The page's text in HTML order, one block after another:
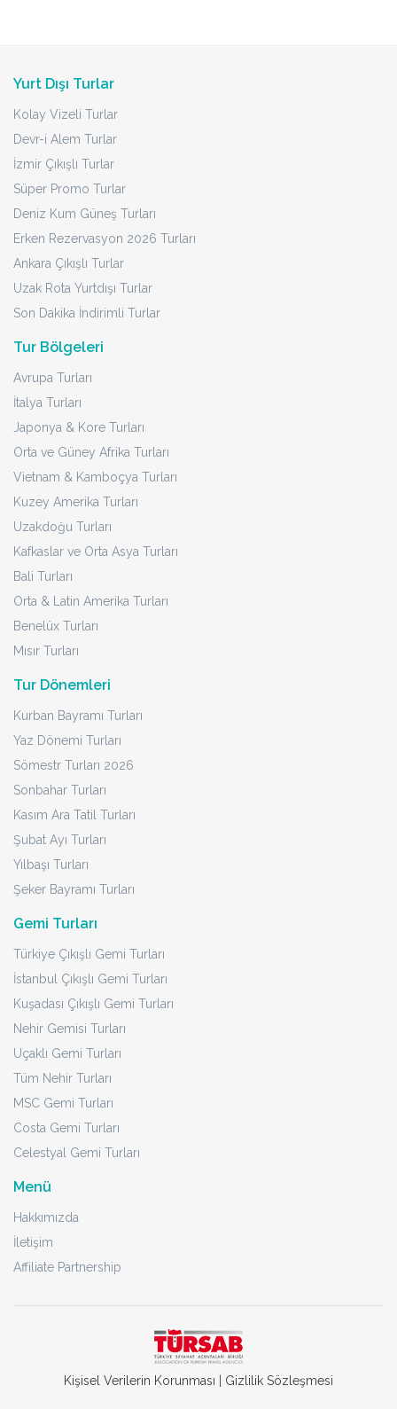
Yurt Dışı Turlar
Kolay Vizeli Turlar
Devr-i Alem Turlar
İzmir Çıkışlı Turlar
Süper Promo Turlar
Deniz Kum Güneş Turları
Erken Rezervasyon 2026 Turları
Ankara Çıkışlı Turlar
Uzak Rota Yurtdışı Turlar
Son Dakika İndirimli Turlar
Tur Bölgeleri
Avrupa Turları
İtalya Turları
Japonya & Kore Turları
Orta ve Güney Afrika Turları
Vietnam & Kamboçya Turları
Kuzey Amerika Turları
Uzakdoğu Turları
Kafkaslar ve Orta Asya Turları
Bali Turları
Orta & Latin Amerika Turları
Benelüx Turları
Mısır Turları
Tur Dönemleri
Kurban Bayramı Turları
Yaz Dönemi Turları
Sömestr Turları 2026
Sonbahar Turları
Kasım Ara Tatil Turları
Şubat Ayı Turları
Yılbaşı Turları
Şeker Bayramı Turları
Gemi Turları
Türkiye Çıkışlı Gemi Turları
İstanbul Çıkışlı Gemi Turları
Kuşadası Çıkışlı Gemi Turları
Nehir Gemisi Turları
Uçaklı Gemi Turları
Tüm Nehir Turları
MSC Gemi Turları
Costa Gemi Turları
Celestyal Gemi Turları
Menü
Hakkımızda
İletişim
Affiliate Partnership
Kişisel Verilerin Korunması Gizlilik Sözleşmesi